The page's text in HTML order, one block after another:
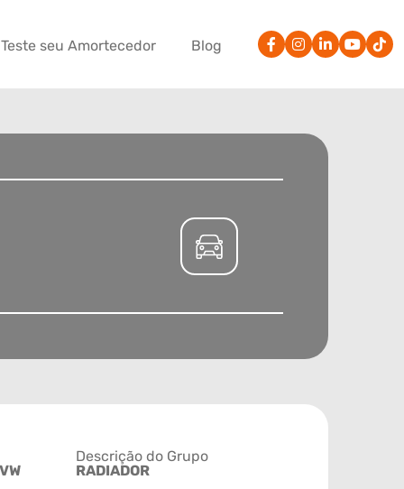
Teste seu Amortecedor Blog
Descrição do Grupo
RADIADOR